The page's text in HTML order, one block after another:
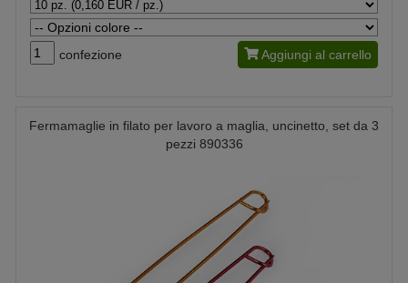
confezione Aggiungi al carrello
Fermamaglie in filato per lavoro a maglia, uncinetto, set da 3
pezzi 890336